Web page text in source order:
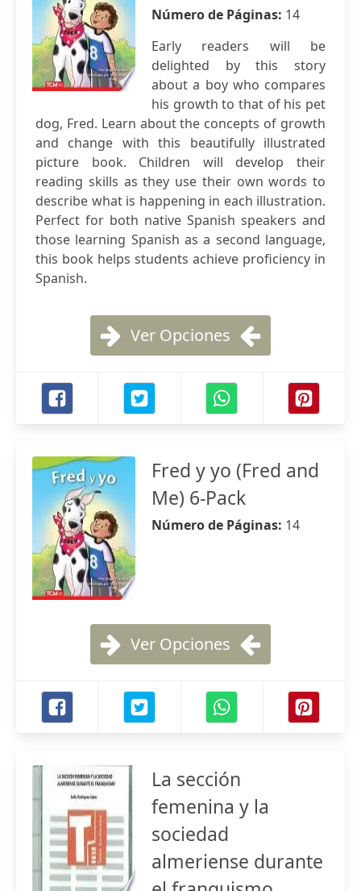
Número de Páginas: 14
Early readers will be
delighted by this story
about a boy who compares
his growth to that of his pet
dog, Fred. Learn about the concepts of growth
and change with this beautifully illustrated
picture book. Children will develop their
reading skills as they use their own words to
describe what is happening in each illustration.
Perfect for both native Spanish speakers and
those learning Spanish as a second language,
this book helps students achieve proficiency in
Spanish.
Ver Opciones
Fred y yo (Fred and
Me) 6-Pack
Número de Páginas: 14
Ver Opciones
La sección
femenina y la
sociedad
almeriense durante